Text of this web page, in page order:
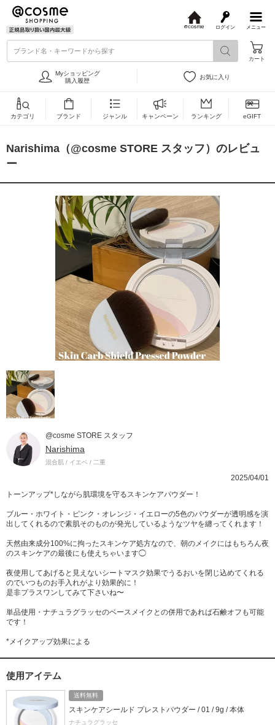
メニュー
ログイン
s
ブランド名・キーワードから探す
カート
Myショッピング
購入履歴
お気に入り
カテゴリ ブランド ジャンル キャンペーン ランキング eGIFT
Narishima（@cosme STORE スタッフ）のレビュ
ー
@cosme STORE スタッフ
Narishima
混合肌 / イエベ / 二重
2025/04/01
トーンアップ*しながら肌環境を守るスキンケアパウダー！
ブルー・ホワイト・ピンク・オレンジ・イエローの5色のパウダーが透明感を演
出してくれるので素肌そのものが発光しているようなツヤを纏ってくれます！
天然由来成分100%に拘ったスキンケア処方なので、朝のメイクにはもちろん夜
のスキンケアの最後にも使えちゃいます◯
夜使用してあげると見えないシートマスク効果でうるおいを閉じ込めてくれる
のでいつものお手入れがより効果的に！
是非プラスワンしてみて下さいね〜
単品使用・ナチュラグラッセのベースメイクとの併用であれば石鹸オフも可能
です！
*メイクアップ効果による
使用アイテム
送料無料
スキンケアシールド プレストパウダー / 01 / 9g / 本体
ナチュラグラッセ